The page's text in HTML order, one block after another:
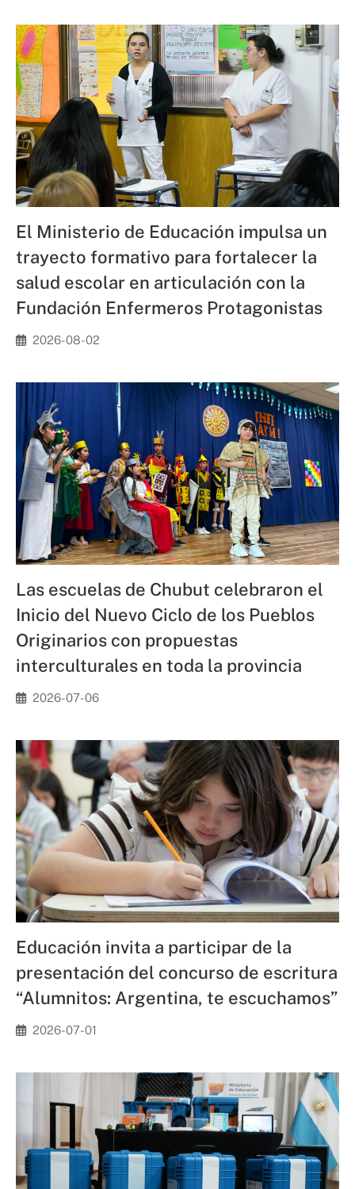
El Ministerio de Educación impulsa un
trayecto formativo para fortalecer la
salud escolar en articulación con la
Fundación Enfermeros Protagonistas
2026-08-02
Las escuelas de Chubut celebraron el
Inicio del Nuevo Ciclo de los Pueblos
Originarios con propuestas
interculturales en toda la provincia
2026-07-06
Educación invita a participar de la
presentación del concurso de escritura
“Alumnitos: Argentina, te escuchamos”
2026-07-01